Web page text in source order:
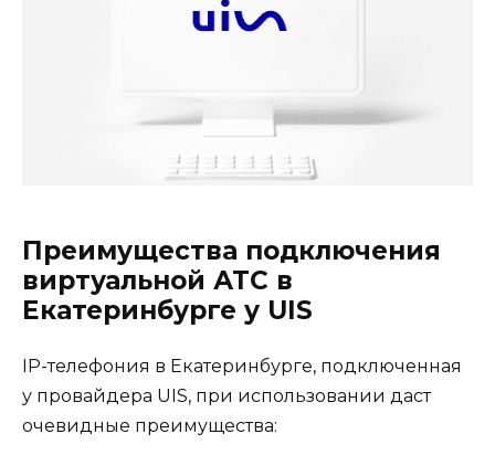
Преимущества подключения
виртуальной АТС в
Екатеринбурге у UIS
IP-телефония в Екатеринбурге, подключенная
у провайдера UIS, при использовании даст
очевидные преимущества: